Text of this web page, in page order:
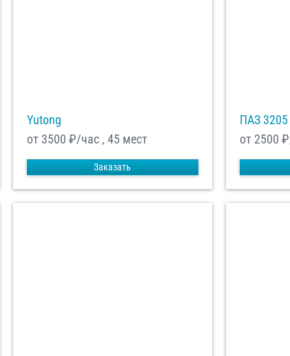
Yutong
от 3500 ₽/час , 45 мест
Заказать
ПАЗ 3205
от 2500